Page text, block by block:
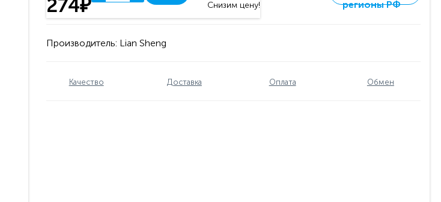
274₽
Снизим цену!
регионы РФ
Производитель: Lian Sheng
Качество Доставка Оплата Обмен